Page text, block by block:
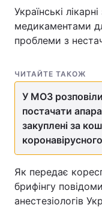
Українські
медикаментами
проблеми з
ЧИТАЙТЕ ТАКОЖ
У МОЗ
постачати
закуплені за
Як передає
брифінгу
анестезіологів